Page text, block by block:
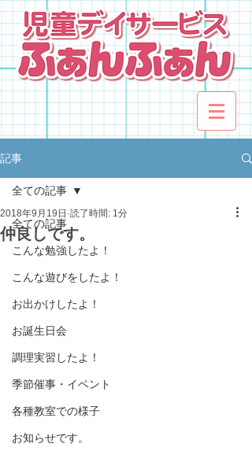
記事
全ての記事
こんな勉強したよ！
こんな遊びをしたよ！
お出かけしたよ！
お誕生日会
調理実習したよ！
季節催事・イベント
各種教室での様子
お知らせです。
全ての記事
仲良しです。
2018年9月19日 読了時間: 1分